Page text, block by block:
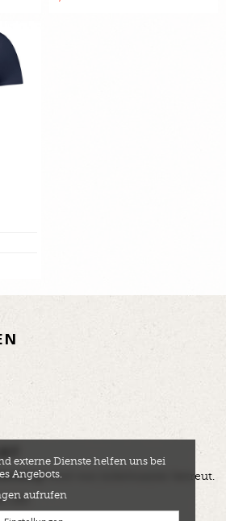
wird von tickettoaster betreut.
280
externe Dienste helfen uns bei
Angebots.
aufrufen